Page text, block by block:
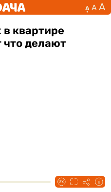
А А А
квартире
что делают